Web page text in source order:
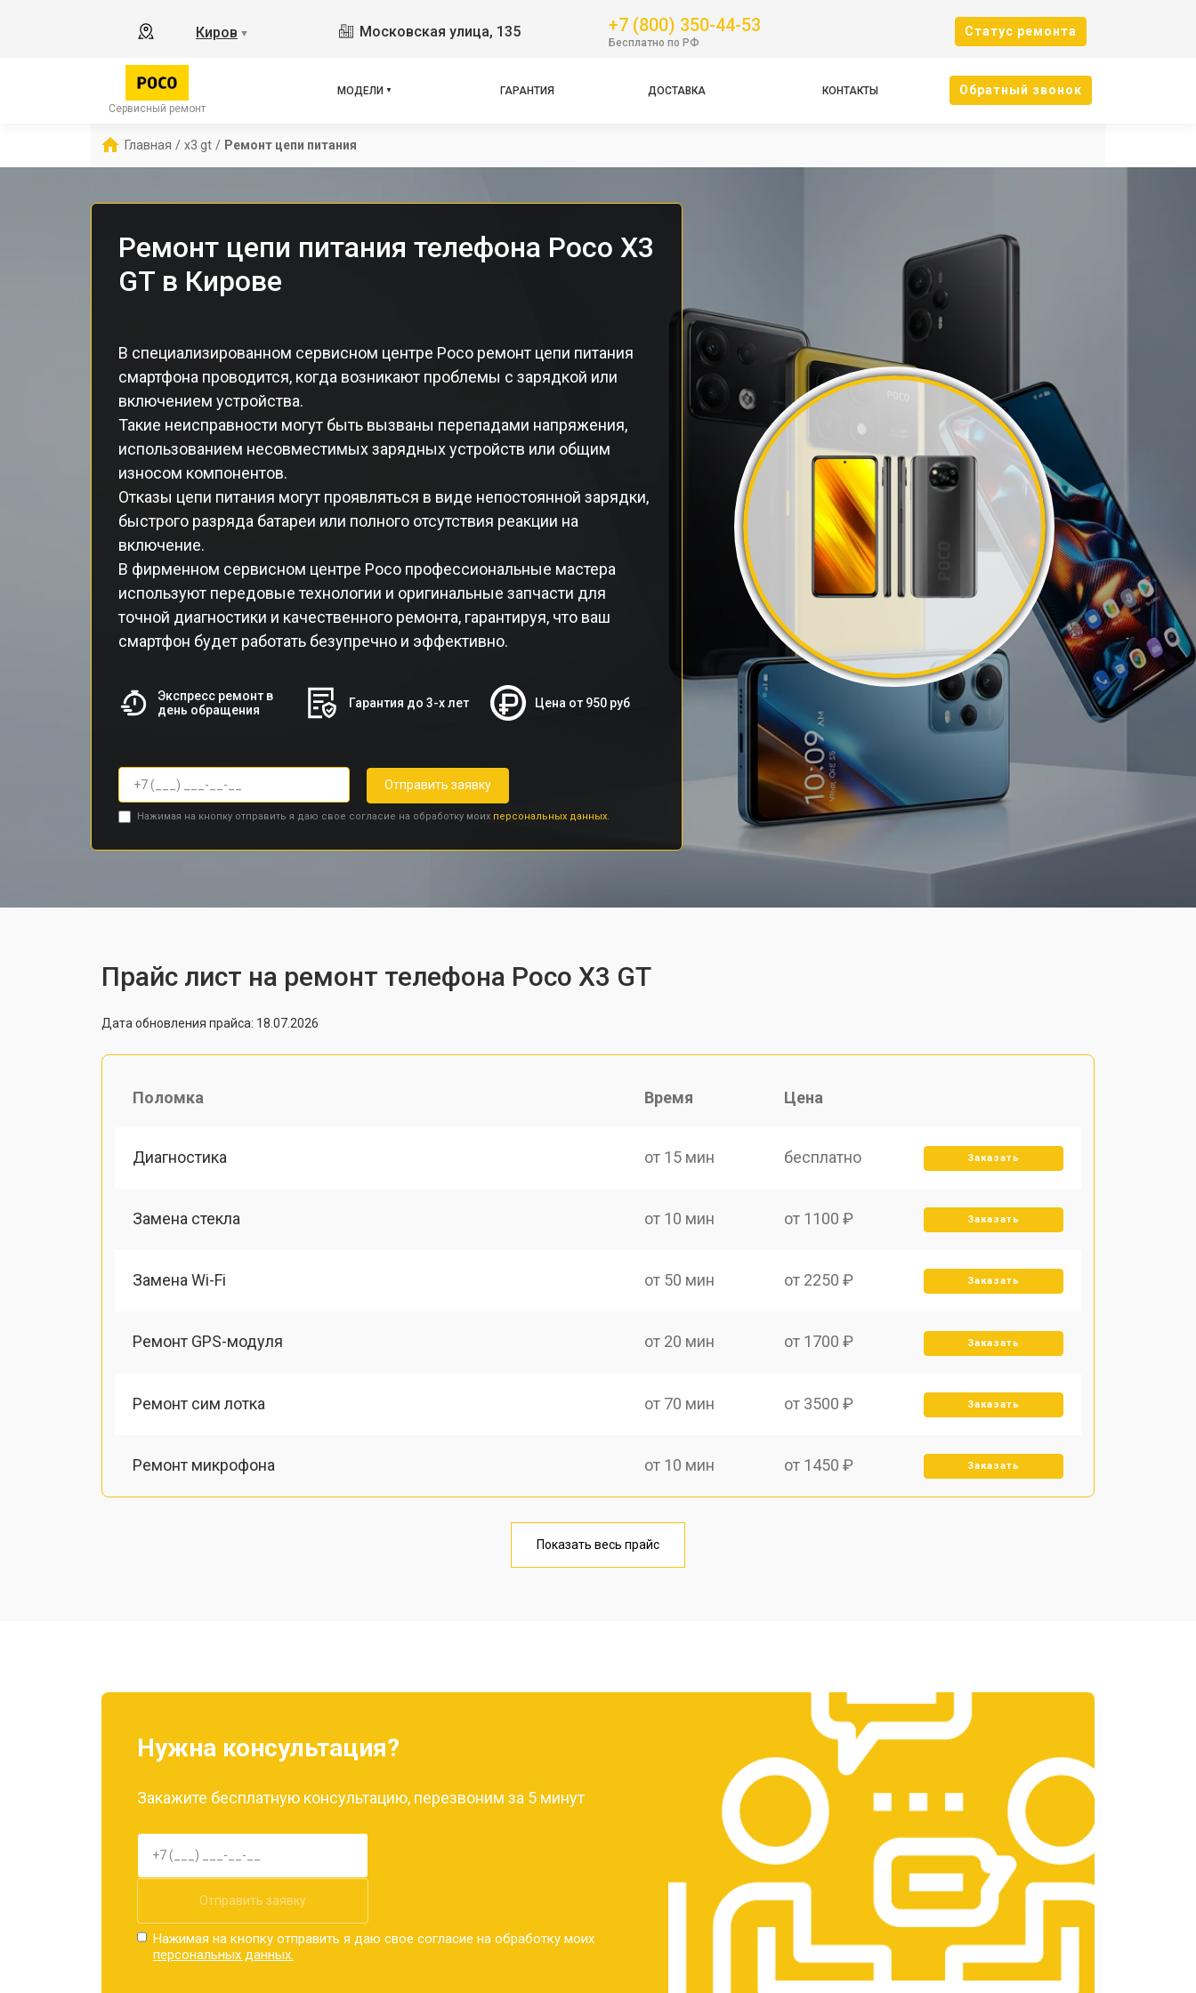
Киров ▼ Московская улица, 135 +7 (800) 350-44-53
Бесплатно по РФ
Cтатус ремонта
Сервисный ремонт
МОДЕЛИ
X2
X3 Pro
ГАРАНТИЯ ДОСТАВКА КОНТАКТЫ Oбратный звонок
Главная / x3 gt / Ремонт цепи питания
Ремонт цепи питания телефона Poco X3
GT в Кирове
В специализированном сервисном центре Poco ремонт цепи питания
смартфона проводится, когда возникают проблемы с зарядкой или
включением устройства.
Такие неисправности могут быть вызваны перепадами напряжения,
использованием несовместимых зарядных устройств или общим
износом компонентов.
Отказы цепи питания могут проявляться в виде непостоянной зарядки,
быстрого разряда батареи или полного отсутствия реакции на
включение.
В фирменном сервисном центре Poco профессиональные мастера
используют передовые технологии и оригинальные запчасти для
точной диагностики и качественного ремонта, гарантируя, что ваш
смартфон будет работать безупречно и эффективно.
Экспресс ремонт в
день обращения
Гарантия до 3-х лет Цена от 950 руб
Отправить заявку
Нажимая на кнопку отправить я даю свое согласие на обработку моих персональных данных.
Прайс лист на ремонт телефона Poco X3 GT
Дата обновления прайса: 18.07.2026
Поломка Время Цена
Диагностика от 15 мин бесплатно Заказать
Замена стекла от 10 мин от 1100 ₽ Заказать
Замена Wi-Fi от 50 мин от 2250 ₽ Заказать
Ремонт GPS-модуля от 20 мин от 1700 ₽ Заказать
Ремонт сим лотка от 70 мин от 3500 ₽ Заказать
Ремонт микрофона от 10 мин от 1450 ₽ Заказать
от 40 мин
от 3300 ₽
от 1400 ₽ Заказать
Замена дисплея (экрана) от 2700 ₽ Заказать
Замена аккумулятора от 950 ₽ Заказать
Замена кнопки включения от 1750 ₽
Показать весь прайс
Нужна консультация?
Закажите бесплатную консультацию, перезвоним за 5 минут
Отправить заявку
Нажимая на кнопку отправить я даю свое согласие на обработку моих
персональных данных.